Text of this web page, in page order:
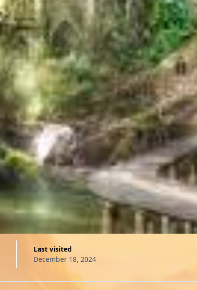
Last visited
December 18, 2024